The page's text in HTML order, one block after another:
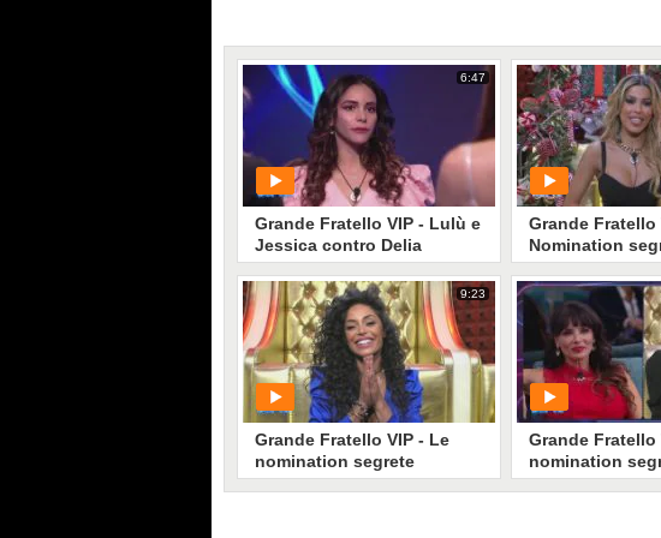
6:47
Grande Fratello VIP - Lulù e
Jessica contro Delia
PLAY
16• diMediaset
9:23
Grande Fratello VIP - Le
nomination segrete
Grande Fratello
Nomination
PLAY
1• diMediaset
Grande Fratello
nomination